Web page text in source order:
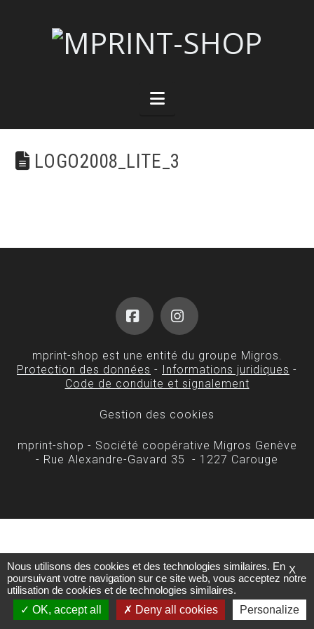
Navigation
LOGO2008_LITE_3
FacebookInstagram
mprint-shop est une entité du groupe Migros.
Protection des données - Informations juridiques -
Code de conduite et signalement
Gestion des cookies
mprint-shop - Société coopérative Migros Genève
- Rue Alexandre-Gavard 35 - 1227 Carouge
X
Nous utilisons des cookies et des technologies similaires. En
poursuivant votre navigation sur ce site web, vous acceptez notre
utilisation de cookies et de technologies similaires.
OK, accept all
Deny all cookies Personalize